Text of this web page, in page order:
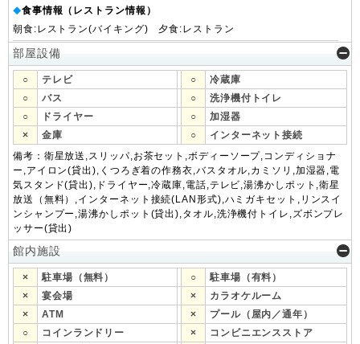
◆食事情報（レストラン情報）
朝食:レストラン(バイキング) 夕食:レストラン
部屋設備
○ テレビ ○
冷蔵庫
○
バス ○
洗浄機付トイレ
○
ドライヤー ○
加湿器
×
金庫 ○
インターネット接続
備考：衛星放送,スリッパ,お茶セット,ボディーソープ,コンディショナ
ー,アイロン(貸出),くつろぎ着の作務衣,バスタオル,カミソリ,加湿器,電
気スタンド(貸出),ドライヤー,冷蔵庫,電話,テレビ,湯沸かしポット,衛星
放送（無料）,インターネット接続(LAN形式),ハミガキセット,リンスイ
ンシャンプー,湯沸かしポット(貸出),タオル,洗浄機付トイレ,ズボンプレ
ッサー(貸出)
館内施設
× 駐車場（無料） ○
駐車場（有料）
×
宴会場 ×
カラオケルーム
×
ATM ×
プール（屋内／通年）
○
コインランドリー ×
コンビニエンスストア